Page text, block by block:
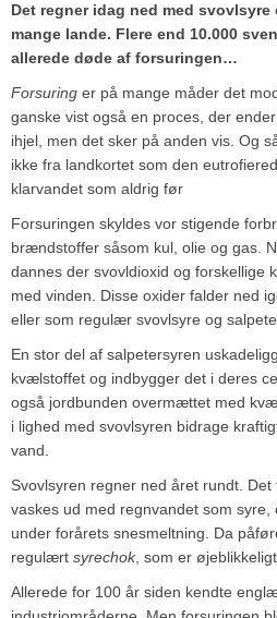
Det regner idag ned med
mange lande. Flere end 10.000
allerede døde af forsuringen…
Forsuring er på mange måder det
ganske vist også en proces, der
ihjel, men det sker på anden vis. Og
ikke fra landkortet som den
klarvandet som aldrig før
Forsuringen skyldes vor stigende
brændstoffer såsom kul, olie og gas.
dannes der svovldioxid og forskellige
med vinden. Disse oxider falder ned
eller som regulær svovlsyre og
En stor del af salpetersyren
kvælstoffet og indbygger det i deres
også jordbunden overmættet med
i lighed med svovlsyren bidrage
vand.
Svovlsyren regner ned året rundt.
vaskes ud med regnvandet som
under forårets snesmeltning. Da
regulært syrechok, som er
Allerede for 100 år siden kendte